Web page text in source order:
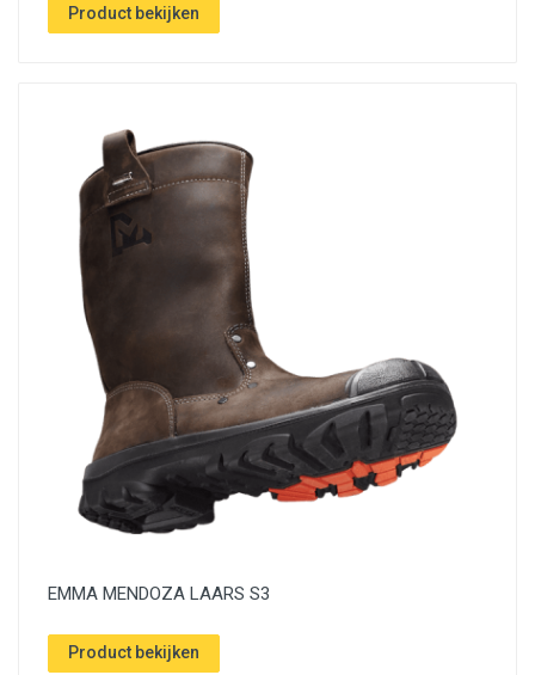
Product bekijken
EMMA MENDOZA LAARS S3
Product bekijken